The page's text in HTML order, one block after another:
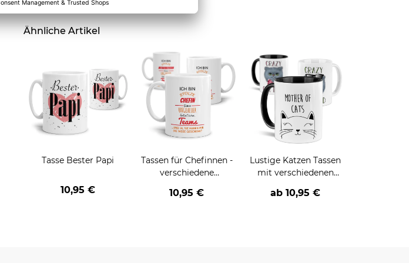
Ähnliche Artikel
Tasse Bester Papi
10,95 €
Tassen für Chefinnen -
verschiedene
10,95 €
Lustige Katzen Tassen
mit verschiedenen
ab10,95 €